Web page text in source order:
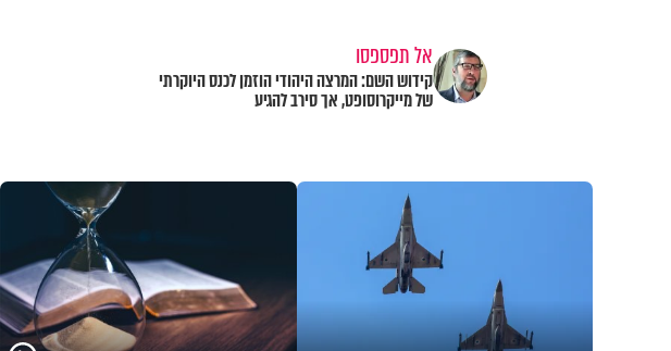
אל תפספסו
קידוש השם: המרצה היהודי הוזמן לכנס היוקרתי
של מייקרוסופט, אך סירב להגיע